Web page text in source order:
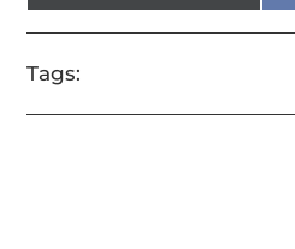
Tags: